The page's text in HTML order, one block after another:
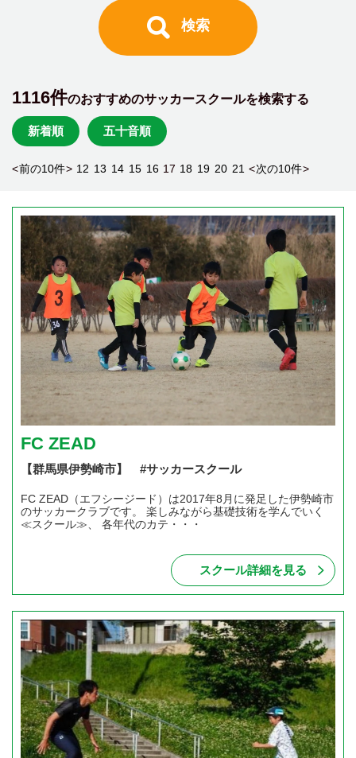
検索
1116件のおすすめのサッカースクールを検索する
新着順 五十音順
<前の10件> 12 13 14 15 16 17 18 19 20 21 <次の10件>
FC ZEAD
【群馬県伊勢崎市】 #サッカースクール
FC ZEAD（エフシージード）は2017年8月に発足した伊勢崎市
のサッカークラブです。 楽しみながら基礎技術を学んでいく
≪スクール≫、 各年代のカテ・・・
スクール詳細を見る